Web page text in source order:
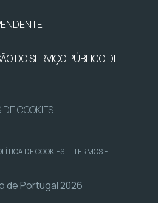
DO SERVIÇO PÚBLICO DE
COOKIES
DE COOKIES | TERMOS E
de Portugal 2026